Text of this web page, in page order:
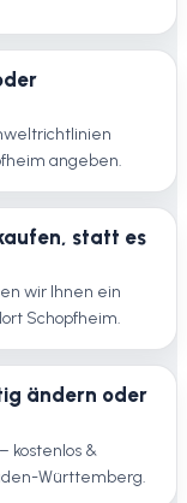
angeben.
statt es
wir Ihnen ein
Schopfheim.
ändern oder
kostenlos &
Württemberg.